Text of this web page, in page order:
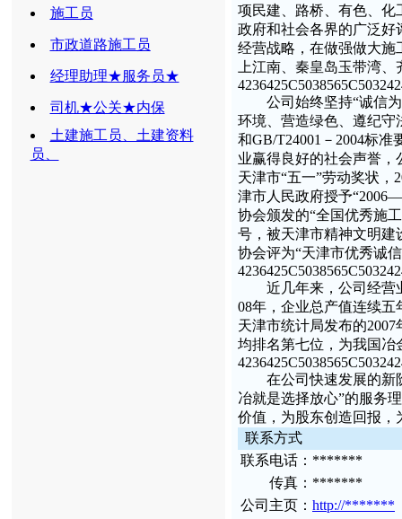
施工员
市政道路施工员
经理助理★服务员★
司机★公关★内保
土建施工员、土建资料
员、
项民建、路桥、有色、化
政府和社会各界的广泛好
经营战略，在做强做大施
上江南、秦皇岛玉带湾
公司始终坚持“诚信为
环境、营造绿色、遵纪守
和GB/T24001－2004标
业赢得良好的社会声誉，
天津市“五一”劳动奖状，
津市人民政府授予
协会颁发的“全国优秀施
号，被天津市精神文明建
协会评为“天津市优秀诚
近几年来，公司经营业
08年，企业总产值连续
天津市统计局发布的
均排名第七位，为我国冶
在公司快速发展的新阶
冶就是选择放心”的服务
价值，为股东创造回报，
联系方式
联系电话： *******
传真： *******
公司主页： http://*******